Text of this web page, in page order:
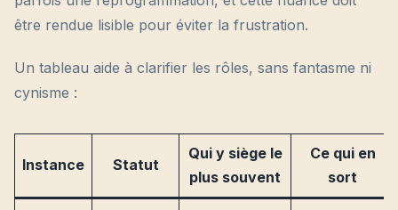
être rendue lisible pour éviter la frustration.
Un tableau aide à clarifier les rôles, sans fantasme ni
cynisme :
Instance Statut
Qui y siège le
plus souvent
Ce qui en
sort